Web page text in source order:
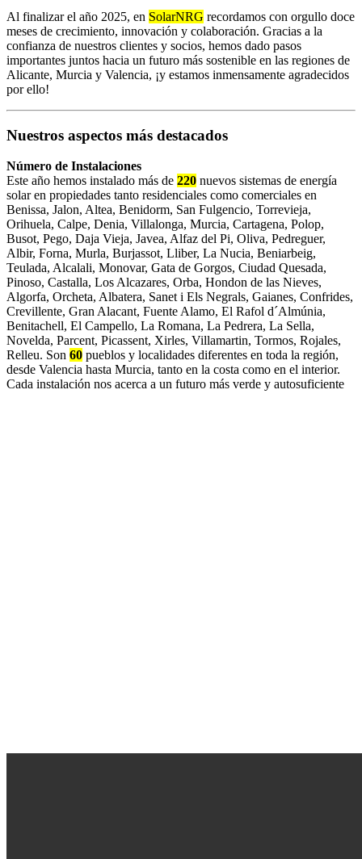
Al finalizar el año 2025, en SolarNRG recordamos con orgullo doce
meses de crecimiento, innovación y colaboración. Gracias a la
confianza de nuestros clientes y socios, hemos dado pasos
importantes juntos hacia un futuro más sostenible en las regiones de
Alicante, Murcia y Valencia, ¡y estamos inmensamente agradecidos
por ello!
Nuestros aspectos más destacados
Número de Instalaciones
Este año hemos instalado más de 220 nuevos sistemas de energía
solar en propiedades tanto residenciales como comerciales en
Benissa, Jalon, Altea, Benidorm, San Fulgencio, Torrevieja,
Orihuela, Calpe, Denia, Villalonga, Murcia, Cartagena, Polop,
Busot, Pego, Daja Vieja, Javea, Alfaz del Pi, Oliva, Pedreguer,
Albir, Forna, Murla, Burjassot, Lliber, La Nucia, Beniarbeig,
Teulada, Alcalali, Monovar, Gata de Gorgos, Ciudad Quesada,
Pinoso, Castalla, Los Alcazares, Orba, Hondon de las Nieves,
Algorfa, Orcheta, Albatera, Sanet i Els Negrals, Gaianes, Confrides,
Crevillente, Gran Alacant, Fuente Alamo, El Rafol d´Almúnia,
Benitachell, El Campello, La Romana, La Pedrera, La Sella,
Novelda, Parcent, Picassent, Xirles, Villamartin, Tormos, Rojales,
Relleu. Son 60 pueblos y localidades diferentes en toda la región,
desde Valencia hasta Murcia, tanto en la costa como en el interior.
Cada instalación nos acerca a un futuro más verde y autosuficiente